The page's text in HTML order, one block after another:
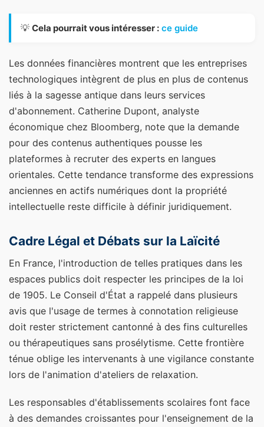
💡 Cela pourrait vous intéresser : ce guide
Les données financières montrent que les entreprises
technologiques intègrent de plus en plus de contenus
liés à la sagesse antique dans leurs services
d'abonnement. Catherine Dupont, analyste
économique chez Bloomberg, note que la demande
pour des contenus authentiques pousse les
plateformes à recruter des experts en langues
orientales. Cette tendance transforme des expressions
anciennes en actifs numériques dont la propriété
intellectuelle reste difficile à définir juridiquement.
Cadre Légal et Débats sur la Laïcité
En France, l'introduction de telles pratiques dans les
espaces publics doit respecter les principes de la loi
de 1905. Le Conseil d'État a rappelé dans plusieurs
avis que l'usage de termes à connotation religieuse
doit rester strictement cantonné à des fins culturelles
ou thérapeutiques sans prosélytisme. Cette frontière
ténue oblige les intervenants à une vigilance constante
lors de l'animation d'ateliers de relaxation.
Les responsables d'établissements scolaires font face
à des demandes croissantes pour l'enseignement de la